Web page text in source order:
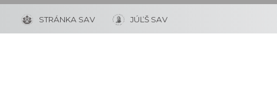
STRÁNKA SAV JÚĽŠ SAV